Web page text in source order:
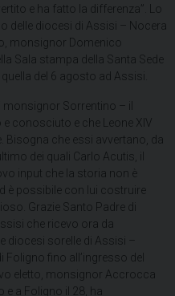
e ha fatto la differenza”. Lo
delle diocesi di Assisi – Nocera
monsignor Domenico
Sala stampa della Santa Sede
del 6 agosto ad Assisi.
monsignor Sorrentino – il
conosciuto e che Leone XIV
Bisogna che essi avvertano, da
dei quali Carlo Acutis, il
input che la storia non è
è possibile con lui costruire
Grazie Santo Padre di
che ricevo ora da
sorelle di Assisi –
Foligno fino all’ingresso del
eletto, monsignor Accrocca
e a Foligno il 28, ha